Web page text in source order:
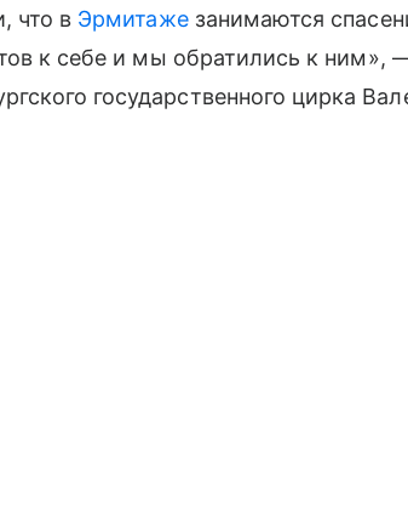
что в Эрмитажезанимаются
к себе и мы обратились к ним»,
государственного цирка